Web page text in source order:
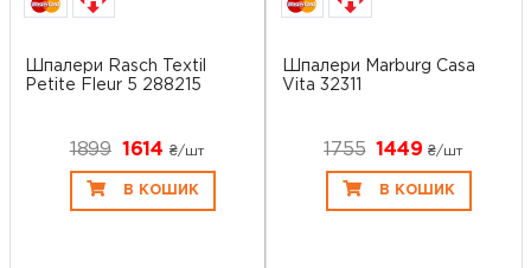
Шпалери Rasch Textil
Petite Fleur 5 288215
1899 1614 ₴/шт
В КОШИК
Шпалери Marburg Casa
Vita 32311
1755 1449₴/шт
В КОШИК